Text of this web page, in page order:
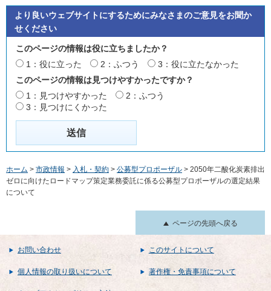
より良いウェブサイトにするためにみなさまのご意見をお聞か
せください
このページの情報は役に立ちましたか？
1：役に立った
2：ふつう
3：役に立たなかった
このページの情報は見つけやすかったですか？
1：見つけやすかった
2：ふつう
3：見つけにくかった
ホーム > 市政情報 > 入札・契約 > 公募型プロポーザル > 2050年二酸化炭素排出
ゼロに向けたロードマップ策定業務委託に係る公募型プロポーザルの選定結果
について
ページの先頭へ戻る
お問い合わせ このサイトについて
個人情報の取り扱いについて 著作権・免責事項について